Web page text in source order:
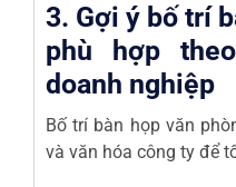
3. Gợi ý bố trí
phù hợp
doanh nghiệp
Bố trí bàn họp văn
và văn hóa công ty để